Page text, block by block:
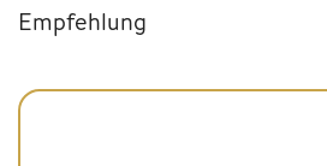
Empfehlung